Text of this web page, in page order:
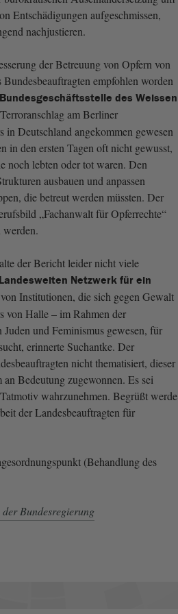
Entschädigungen aufgeschmissen,
nachjustieren.
der Betreuung von Opfern von
empfohlen worden
des Weissen
am Berliner
in Deutschland angekommen gewesen
in den ersten Tagen oft nicht gewusst,
noch lebten oder tot waren. Den
ausbauen und anpassen
die betreut werden müssten. Der
„Fachanwalt für Opferrechte“
werden.
der Bericht leider nicht viele
Netzwerk für ein
Institutionen, die sich gegen Gewalt
von Halle – im Rahmen der
und Feminismus gewesen, für
erinnerte Suchantke. Der
nicht thematisiert, dieser
Bedeutung zugewonnen. Es sei
wahrzunehmen. Begrüßt werde
der Landesbeauftragten für
(Behandlung des
Bundesregierung